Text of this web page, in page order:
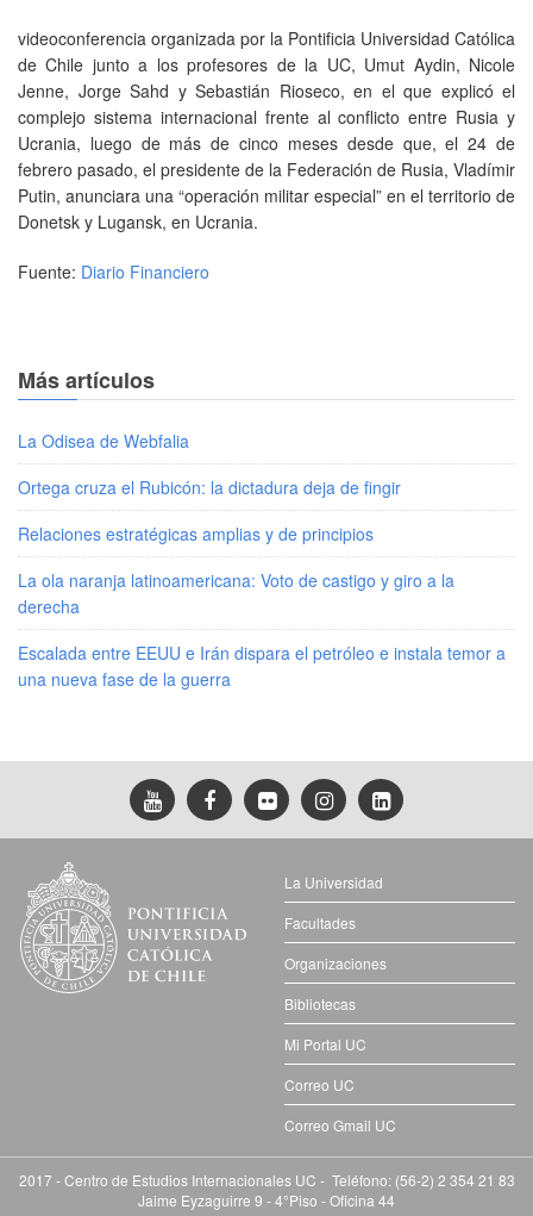
videoconferencia organizada por la Pontificia Universidad Católica
de Chile junto a los profesores de la UC, Umut Aydin, Nicole
Jenne, Jorge Sahd y Sebastián Rioseco, en el que explicó el
complejo sistema internacional frente al conflicto entre Rusia y
Ucrania, luego de más de cinco meses desde que, el 24 de
febrero pasado, el presidente de la Federación de Rusia, Vladímir
Putin, anunciara una “operación militar especial” en el territorio de
Donetsk y Lugansk, en Ucrania.
Fuente: Diario Financiero
Más artículos
La Odisea de Webfalia
Ortega cruza el Rubicón: la dictadura deja de fingir
Relaciones estratégicas amplias y de principios
La ola naranja latinoamericana: Voto de castigo y giro a la
derecha
Escalada entre EEUU e Irán dispara el petróleo e instala temor a
una nueva fase de la guerra
La Universidad
Facultades
Organizaciones
Bibliotecas
Mi Portal UC
Correo UC
Correo Gmail UC
2017 - Centro de Estudios Internacionales UC - Teléfono: (56-2) 2 354 21 83
Jaime Eyzaguirre 9 - 4°Piso - Oficina 44